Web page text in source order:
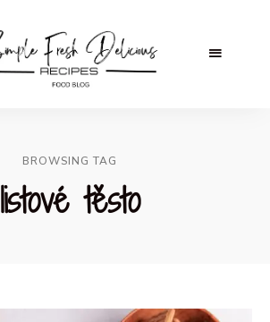
BROWSING TAG
listové těsto